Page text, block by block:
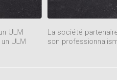
ULM
ULM
La société
son